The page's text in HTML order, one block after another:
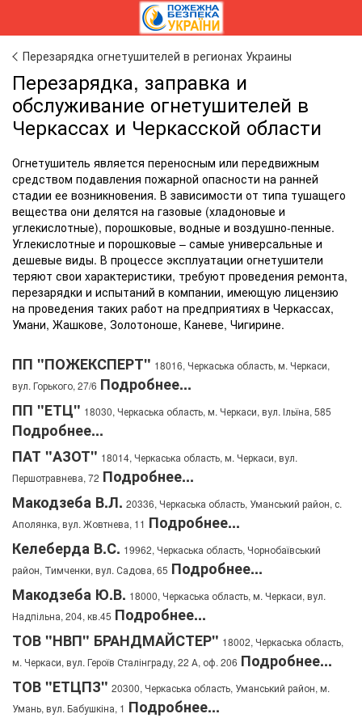
Перезарядка огнетушителей в регионах Украины
Перезарядка, заправка и
обслуживание огнетушителей в
Черкассах и Черкасской области
Огнетушитель является переносным или передвижным
средством подавления пожарной опасности на ранней
стадии ее возникновения. В зависимости от типа тушащего
вещества они делятся на газовые (хладоновые и
углекислотные), порошковые, водные и воздушно-пенные.
Углекислотные и порошковые – самые универсальные и
дешевые виды. В процессе эксплуатации огнетушители
теряют свои характеристики, требуют проведения ремонта,
перезарядки и испытаний в компании, имеющую лицензию
на проведения таких работ на предприятиях в Черкассах,
Умани, Жашкове, Золотоноше, Каневе, Чигирине.
ПП "ПОЖЕКСПЕРТ" 18016, Черкаська область, м. Черкаси,
вул. Горького, 27/6 Подробнее...
ПП "ЕТЦ" 18030, Черкаська область, м. Черкаси, вул. Ільїна, 585
Подробнее...
ПАТ "АЗОТ" 18014, Черкаська область, м. Черкаси, вул.
Першотравнева, 72 Подробнее...
Макодзеба В.Л. 20336, Черкаська область, Уманський район, с.
Аполянка, вул. Жовтнева, 11 Подробнее...
Келеберда В.С. 19962, Черкаська область, Чорнобаївський
район, Тимченки, вул. Садова, 65 Подробнее...
Макодзеба Ю.В. 18000, Черкаська область, м. Черкаси, вул.
Надпільна, 204, кв.45 Подробнее...
ТОВ "НВП" БРАНДМАЙСТЕР" 18002, Черкаська область,
м. Черкаси, вул. Героїв Сталінграду, 22 А, оф. 206 Подробнее...
ТОВ "ЕТЦПЗ" 20300, Черкаська область, Уманський район, м.
Умань, вул. Бабушкіна, 1 Подробнее...